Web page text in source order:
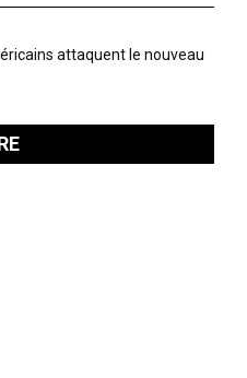
attaquent le nouveau